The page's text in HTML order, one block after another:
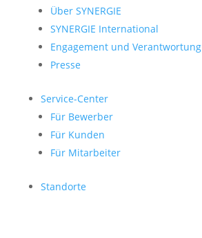
Über SYNERGIE
SYNERGIE International
Engage­ment und Verantwor­tung
Presse
Service-Center
Für Bewerber
Für Kunden
Für Mitarbeiter
Standorte